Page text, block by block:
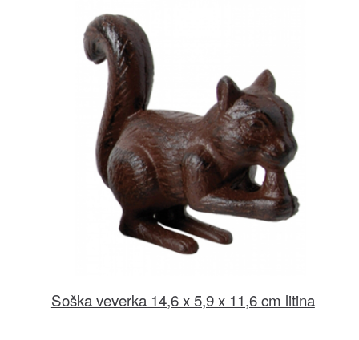
Soška veverka 14,6 x 5,9 x 11,6 cm litina